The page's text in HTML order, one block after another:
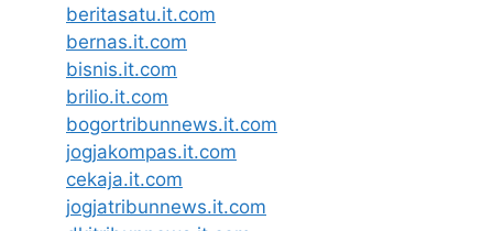
beritasatu.it.com
bernas.it.com
bisnis.it.com
brilio.it.com
bogortribunnews.it.com
jogjakompas.it.com
cekaja.it.com
jogjatribunnews.it.com